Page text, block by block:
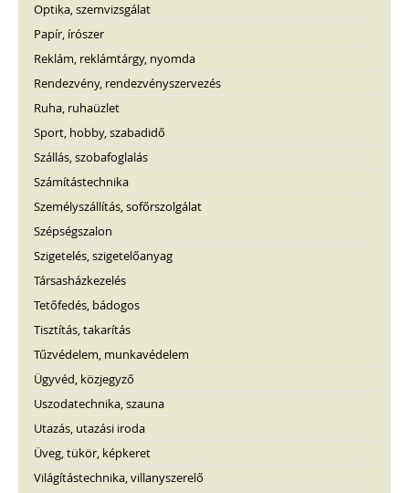
Optika, szemvizsgálat
Papír, írószer
Reklám, reklámtárgy, nyomda
Rendezvény, rendezvényszervezés
Ruha, ruhaüzlet
Sport, hobby, szabadidő
Szállás, szobafoglalás
Számítástechnika
Személyszállítás, sofőrszolgálat
Szépségszalon
Szigetelés, szigetelőanyag
Társasházkezelés
Tetőfedés, bádogos
Tisztítás, takarítás
Tűzvédelem, munkavédelem
Ügyvéd, közjegyző
Uszodatechnika, szauna
Utazás, utazási iroda
Üveg, tükör, képkeret
Világítástechnika, villanyszerelő